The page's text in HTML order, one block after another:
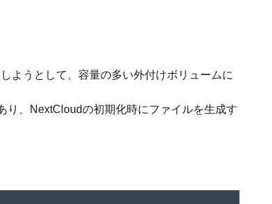
ようとして、容量の多い外付けボリュームに
り、NextCloudの初期化時にファイルを生成す